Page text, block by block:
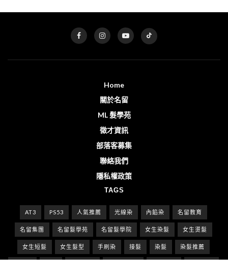
Home
關於名留
ML 髮學苑
徵才資訊
部落客募集
聯絡我們
隱私權政策
TAGS
AT3 PS53 人氣推薦 光線染 內餡染 名留教育
名留集團 名留髮學苑 名留髮學院 女生染髮 女生燙髮
女生短髮 女生髮型 手刷染 接髮 染髮 染髮推薦